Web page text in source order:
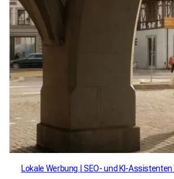
Lokale Werbung SEO- und KI-Assistenten